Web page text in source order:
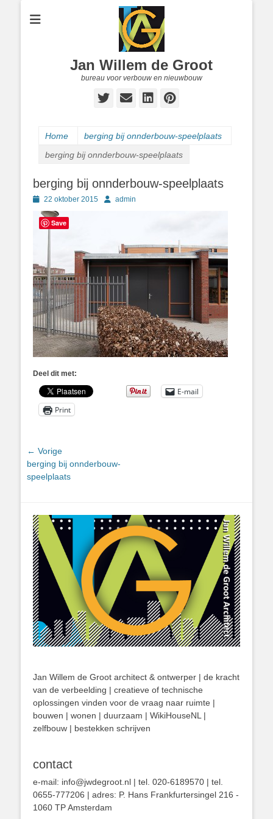
Jan Willem de Groot
bureau voor verbouw en nieuwbouw
Twitter
E-
LinkedIn
Pinterest
Home
berging bij onnderbouw-speelplaats
berging bij onnderbouw-speelplaats
berging bij onnderbouw-speelplaats
Geplaatst
22 oktober 2015 Authoradmin
Deel dit met:
E-mail
Print
Bericht
navigatie
← Vorige
Vorig
bericht:
berging bij onnderbouw-
speelplaats
Jan Willem de Groot architect & ontwerper | de kracht
van de verbeelding | creatieve of technische
oplossingen vinden voor de vraag naar ruimte |
bouwen | wonen | duurzaam | WikiHouseNL |
zelfbouw | bestekken schrijven
contact
e-mail: info@jwdegroot.nl | tel. 020-6189570 | tel.
0655-777206 | adres: P. Hans Frankfurtersingel 216 -
1060 TP Amsterdam
Save